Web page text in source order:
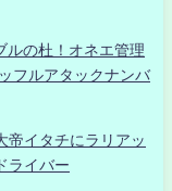
ルの杜！オネエ管理
フルアタックナンバ
帝イタチにラリアッ
ライバー